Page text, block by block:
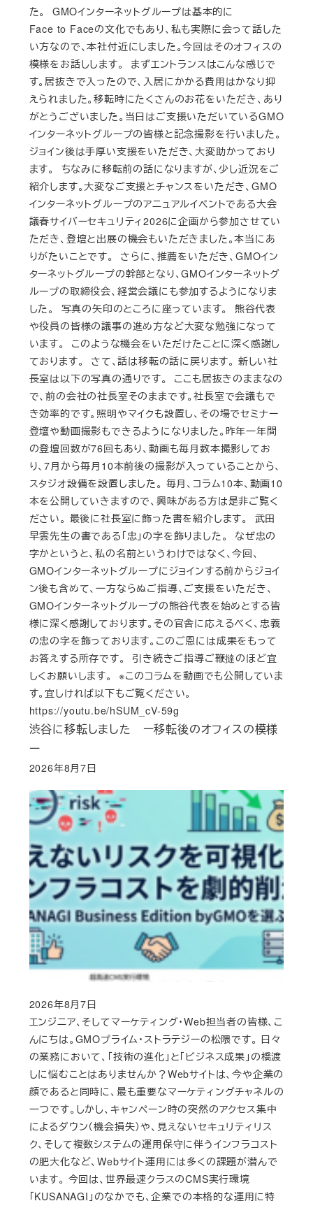
渋谷に移転しました ー移転後のオフィスの模様
ー
Published
2026年8月7日
た。 GMOインターネットグループは基本的に
Face to Faceの文化でもあり、私も実際に会って話した
い方なので、本社付近にしました。今回はそのオフィスの
模様をお話しします。 まずエントランスはこんな感じで
す。居抜きで入ったので、入居にかかる費用はかなり抑
えられました。移転時にたくさんのお花をいただき、あり
がとうございました。当日はご支援いただいているGMO
インターネットグループの皆様と記念撮影を行いました。
ジョイン後は手厚い支援をいただき、大変助かっており
ます。 ちなみに移転前の話になりますが、少し近況をご
紹介します。大変なご支援とチャンスをいただき、GMO
インターネットグループのアニュアルイベントである大会
議春サイバーセキュリティ2026に企画から参加させてい
ただき、登壇と出展の機会もいただきました。本当にあ
りがたいことです。 さらに、推薦をいただき、GMOイン
ターネットグループの幹部となり、GMOインターネットグ
ループの取締役会、経営会議にも参加するようになりま
した。 写真の矢印のところに座っています。 熊谷代表
や役員の皆様の議事の進め方など大変な勉強になって
います。 このような機会をいただけたことに深く感謝し
ております。 さて、話は移転の話に戻ります。 新しい社
長室は以下の写真の通りです。 ここも居抜きのままなの
で、前の会社の社長室そのままです。社長室で会議もで
き効率的です。照明やマイクも設置し、その場でセミナー
登壇や動画撮影もできるようになりました。昨年一年間
の登壇回数が76回もあり、動画も毎月数本撮影してお
り、7月から毎月10本前後の撮影が入っていることから、
スタジオ設備を設置しました。 毎月、コラム10本、動画10
本を公開していきますので、興味がある方は是非ご覧く
ださい。 最後に社長室に飾った書を紹介します。 武田
早雲先生の書である「忠」の字を飾りました。 なぜ忠の
字かというと、私の名前というわけではなく、今回、
GMOインターネットグループにジョインする前からジョイ
ン後も含めて、一方ならぬご指導、ご支援をいただき、
GMOインターネットグループの熊谷代表を始めとする皆
様に深く感謝しております。その官舎に応えるべく、忠義
の忠の字を飾っております。このご恩には成果をもって
お答えする所存です。 引き続きご指導ご鞭撻のほど宜
しくお願いします。 ※このコラムを動画でも公開していま
す。宜しければ以下もご覧ください。
https://youtu.be/hSUM_cV-59g
エンジニア、そしてマーケティング・Web担当者の皆様、こ
んにちは。GMOプライム・ストラテジーの松隈です。 日々
の業務において、「技術の進化」と「ビジネス成果」の橋渡
しに悩むことはありませんか？Webサイトは、今や企業の
顔であると同時に、最も重要なマーケティングチャネルの
一つです。しかし、キャンペーン時の突然のアクセス集中
によるダウン（機会損失）や、見えないセキュリティリス
ク、そして複数システムの運用保守に伴うインフラコスト
の肥大化など、Webサイト運用には多くの課題が潜んで
います。 今回は、世界最速クラスのCMS実行環境
「KUSANAGI」のなかでも、企業での本格的な運用に特
Published
2026年8月7日